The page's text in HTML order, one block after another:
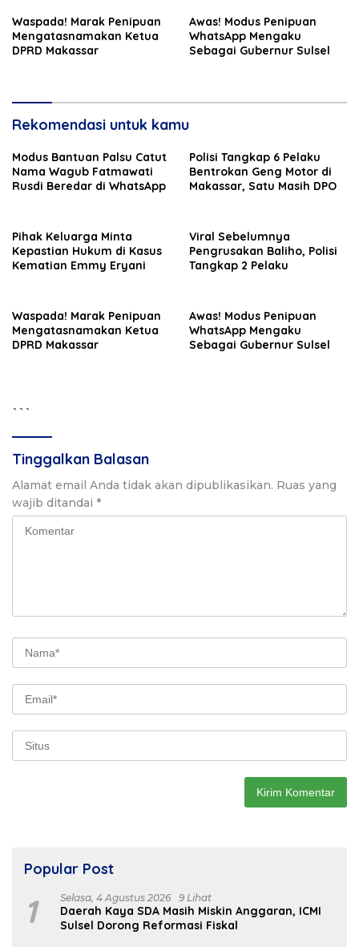
Waspada! Marak Penipuan
Mengatasnamakan Ketua
DPRD Makassar
Awas! Modus Penipuan
WhatsApp Mengaku
Sebagai Gubernur Sulsel
Rekomendasi untuk kamu
Modus Bantuan Palsu Catut
Nama Wagub Fatmawati
Rusdi Beredar di WhatsApp
Polisi Tangkap 6 Pelaku
Bentrokan Geng Motor di
Makassar, Satu Masih DPO
Pihak Keluarga Minta
Kepastian Hukum di Kasus
Kematian Emmy Eryani
Viral Sebelumnya
Pengrusakan Baliho, Polisi
Tangkap 2 Pelaku
Waspada! Marak Penipuan
Mengatasnamakan Ketua
DPRD Makassar
Awas! Modus Penipuan
WhatsApp Mengaku
Sebagai Gubernur Sulsel
```
Tinggalkan Balasan
Alamat email Anda tidak akan dipublikasikan. Ruas yang
wajib ditandai *
Popular Post
1 Selasa, 4 Agustus 2026 9 Lihat
Daerah Kaya SDA Masih Miskin Anggaran, ICMI
Sulsel Dorong Reformasi Fiskal